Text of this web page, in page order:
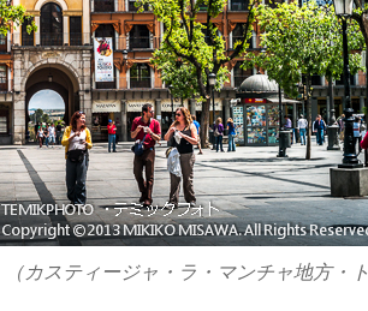
スティージャ・ラ・マンチャ地方・ト